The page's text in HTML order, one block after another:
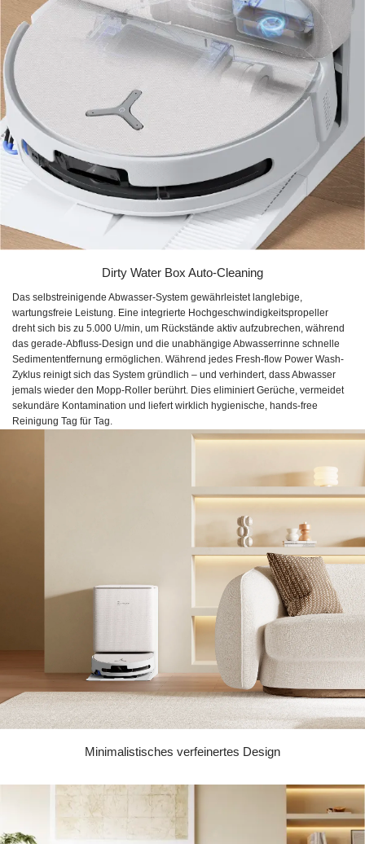
Dirty Water Box Auto-Cleaning
Das selbstreinigende Abwasser-System gewährleistet langlebige,
wartungsfreie Leistung. Eine integrierte Hochgeschwindigkeitspropeller
dreht sich bis zu 5.000 U/min, um Rückstände aktiv aufzubrechen, während
das gerade-Abfluss-Design und die unabhängige Abwasserrinne schnelle
Sedimententfernung ermöglichen. Während jedes Fresh-flow Power Wash-
Zyklus reinigt sich das System gründlich – und verhindert, dass Abwasser
jemals wieder den Mopp-Roller berührt. Dies eliminiert Gerüche, vermeidet
sekundäre Kontamination und liefert wirklich hygienische, hands-free
Reinigung Tag für Tag.
Minimalistisches verfeinertes Design